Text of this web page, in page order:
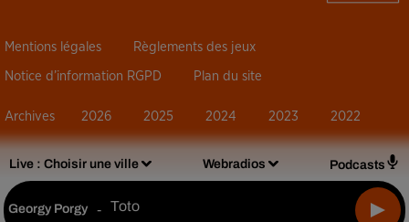
Live : Choisir une ville Webradios Podcasts
Georgy Porgy - Toto
Mentions légales Règlements des jeux
Notice d’information RGPD Plan du site
Archives 2026 2025 2024 2023 2022